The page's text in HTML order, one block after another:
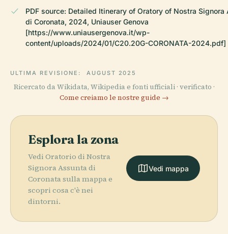
PDF source: Detailed Itinerary of Oratory of Nostra Signora
di Coronata, 2024, Uniauser Genova
[https://www.uniausergenova.it/wp-
content/uploads/2024/01/C20.20G-CORONATA-2024.pdf]
ULTIMA REVISIONE: AUGUST 2025
Ricercato da Wikidata, Wikipedia e fonti ufficiali · verificato ·
Come creiamo le nostre guide →
Esplora la zona
Vedi Oratorio di Nostra
Signora Assunta di
Coronata sulla mappa e
scopri cosa c'è nei
dintorni.
Vedi mappa